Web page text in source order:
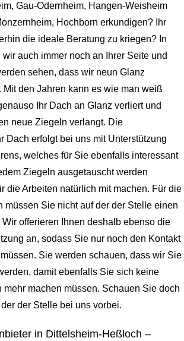
Gau-Odernheim, Hangen-Weisheim
Hochborn erkundigen? Ihr
die ideale Beratung zu kriegen? In
auch immer noch an Ihrer Seite und
sehen, dass wir neun Glanz
Mit den Jahren kann es wie man weiß
Ihr Dach an Glanz verliert und
neue Ziegeln verlangt. Die
Dach erfolgt bei uns mit Unterstützung
welches für Sie ebenfalls interessant
Ziegeln ausgetauscht werden
die Arbeiten natürlich mit machen. Für die
müssen Sie nicht auf der der Stelle einen
offerieren Ihnen deshalb ebenso die
an, sodass Sie nur noch den Kontakt
Sie werden schauen, dass wir Sie
damit ebenfalls Sie sich keine
mehr machen müssen. Schauen Sie doch
der Stelle bei uns vorbei.
in Dittelsheim-Heßloch –